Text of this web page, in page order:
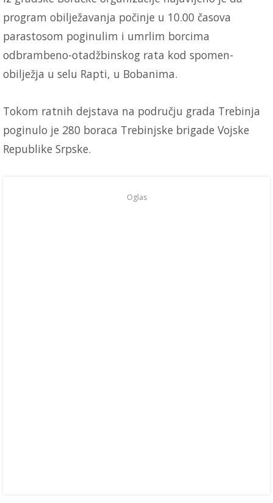
program obilježavanja počinje u 10.00 časova
parastosom poginulim i umrlim borcima
odbrambeno-otadžbinskog rata kod spomen-
obilježja u selu Rapti, u Bobanima.
Tokom ratnih dejstava na području grada Trebinja
poginulo je 280 boraca Trebinjske brigade Vojske
Republike Srpske.
Oglas